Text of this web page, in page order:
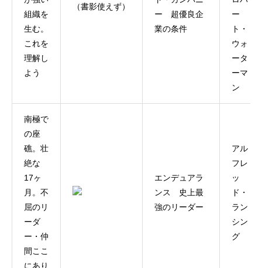
組織を
生む。
これを
理解し
よう
（書影使えず）
ー 超優良企
業の条件
ー
ト・
ウォ
ータ
ーマ
ン
南極で
の座
礁。壮
絶な
17ヶ
月。不
屈のリ
ーダ
ー・仲
間ここ
にあり
エンデュアラ
ンス 史上最
強のリーダー
アル
フレ
ッ
ド・
ラン
シン
グ